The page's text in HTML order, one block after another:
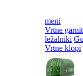
meni
Vrtne
ležalniki
Vrtne klopi